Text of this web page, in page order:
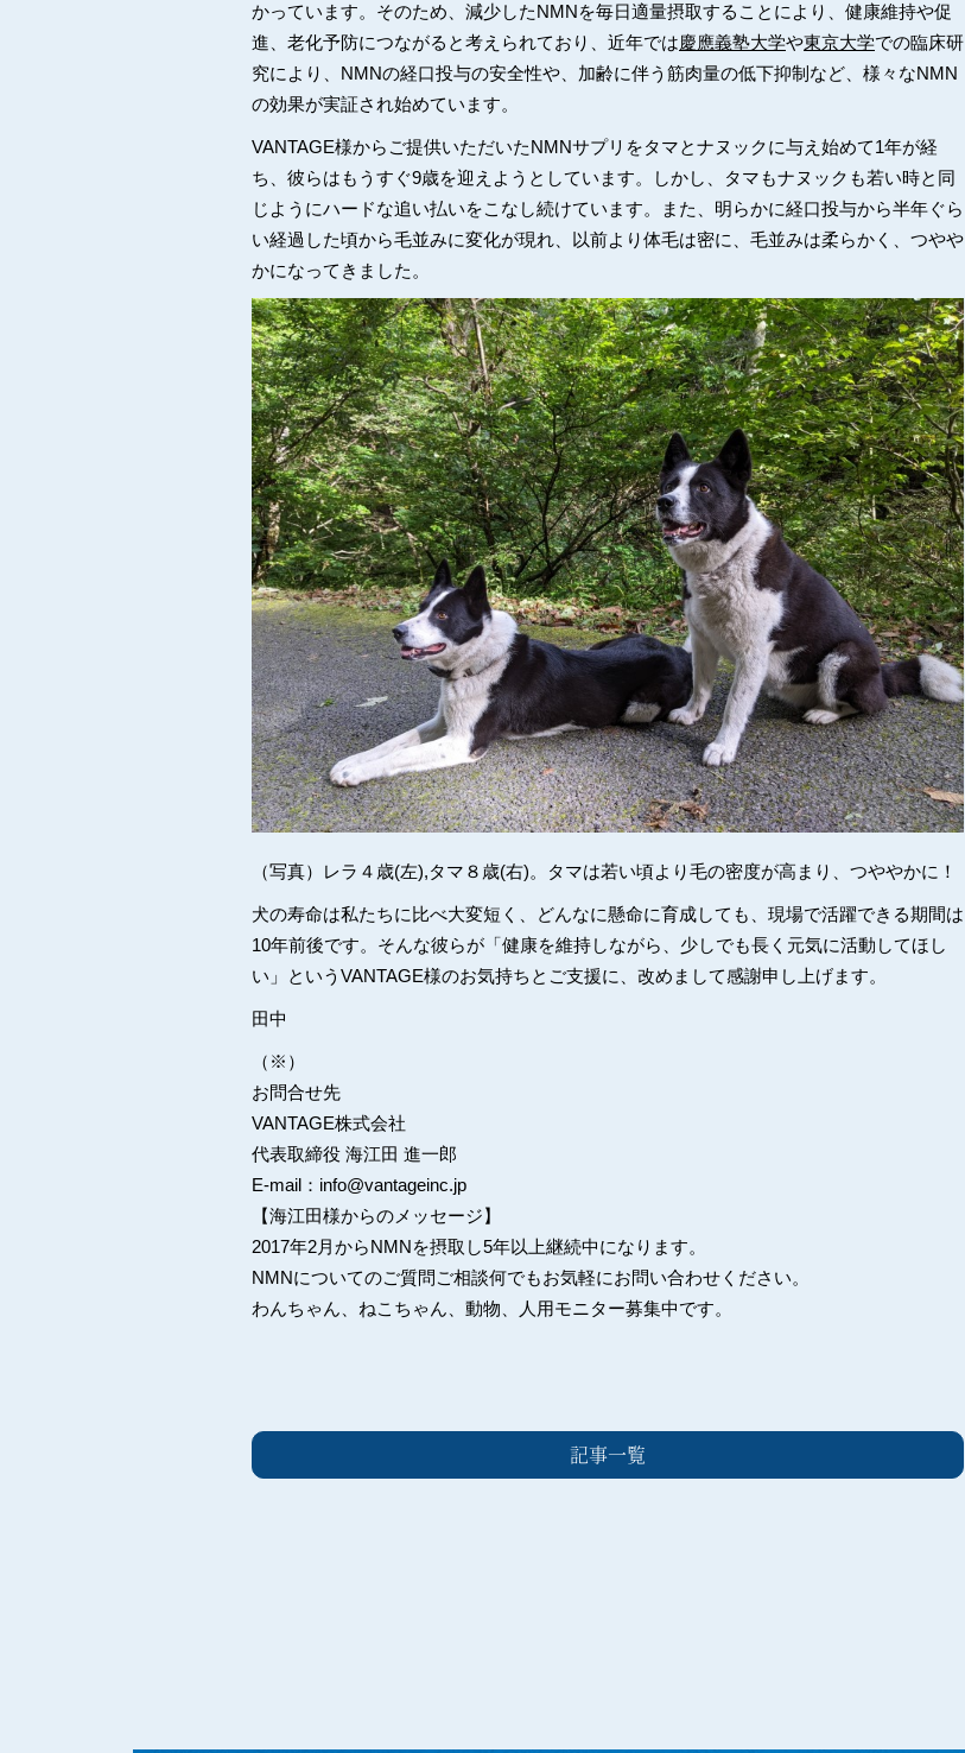
かっています。そのため、減少したNMNを毎日適量摂取することにより、健康維持や促
進、老化予防につながると考えられており、近年では慶應義塾大学や東京大学での臨床研
究により、NMNの経口投与の安全性や、加齢に伴う筋肉量の低下抑制など、様々なNMN
の効果が実証され始めています。
VANTAGE様からご提供いただいたNMNサプリをタマとナヌックに与え始めて1年が経
ち、彼らはもうすぐ9歳を迎えようとしています。しかし、タマもナヌックも若い時と同
じようにハードな追い払いをこなし続けています。また、明らかに経口投与から半年ぐら
い経過した頃から毛並みに変化が現れ、以前より体毛は密に、毛並みは柔らかく、つやや
かになってきました。
（写真）レラ４歳(左),タマ８歳(右)。タマは若い頃より毛の密度が高まり、つややかに！
犬の寿命は私たちに比べ大変短く、どんなに懸命に育成しても、現場で活躍できる期間は
10年前後です。そんな彼らが「健康を維持しながら、少しでも長く元気に活動してほし
い」というVANTAGE様のお気持ちとご支援に、改めまして感謝申し上げます。
田中
（※）
お問合せ先
VANTAGE株式会社
代表取締役 海江田 進一郎
E-mail：info@vantageinc.jp
【海江田様からのメッセージ】
2017年2月からNMNを摂取し5年以上継続中になります。
NMNについてのご質問ご相談何でもお気軽にお問い合わせください。
わんちゃん、ねこちゃん、動物、人用モニター募集中です。
記事一覧